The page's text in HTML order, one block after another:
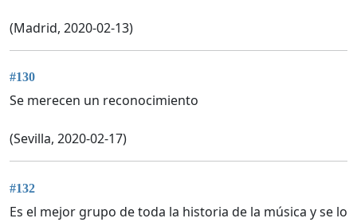
(Madrid, 2020-02-13)
#130
Se merecen un reconocimiento
(Sevilla, 2020-02-17)
#132
Es el mejor grupo de toda la historia de la música y se lo